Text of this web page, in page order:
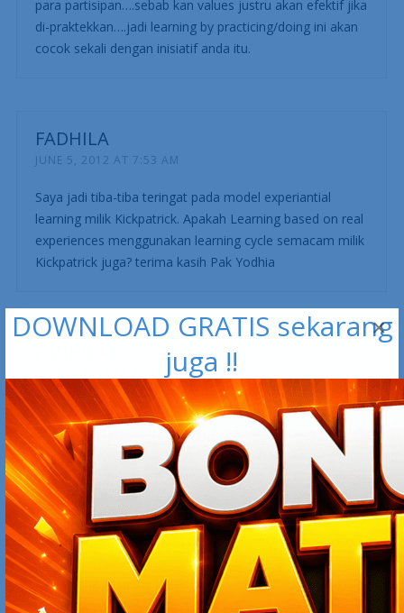
DOWNLOAD GRATIS sekarang
juga !!
×
para partisipan….sebab kan values justru akan efektif jika
di-praktekkan….jadi learning by practicing/doing ini akan
cocok sekali dengan inisiatif anda itu.
FADHILA
JUNE 5, 2012 AT 7:53 AM
Saya jadi tiba-tiba teringat pada model experiantial
learning milik Kickpatrick. Apakah Learning based on real
experiences menggunakan learning cycle semacam milik
Kickpatrick juga? terima kasih Pak Yodhia
JUNE 5, 2012 AT 8:08 AM
Maaf, Pak Yodhia. Ralat.
1. Ejaan nama tokoh tersebut bukan Kickpatrick,
melainkan Kirkpatrick. InsyaAllah, sudah saya cek.
2. Learning model yang saya maksud bukan model milik
Kirkpatrick, melainkan dari David Kolb.
Jadi, apakah learning based on experience sebagaimana
yang Pak Yodhia ulas menggunakan (semacam)
experiential learning model dari David Kolb? termasuk
learning cycle-nya.